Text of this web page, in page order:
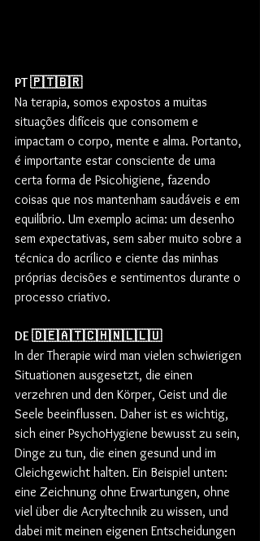
PT 🇵🇹🇧🇷
Na terapia, somos expostos a muitas
situações difíceis que consomem e
impactam o corpo, mente e alma. Portanto,
é importante estar consciente de uma
certa forma de Psicohigiene, fazendo
coisas que nos mantenham saudáveis e em
equilíbrio. Um exemplo acima: um desenho
sem expectativas, sem saber muito sobre a
técnica do acrílico e ciente das minhas
próprias decisões e sentimentos durante o
processo criativo.
DE 🇩🇪🇦🇹🇨🇭🇳🇱🇱🇺
In der Therapie wird man vielen schwierigen
Situationen ausgesetzt, die einen
verzehren und den Körper, Geist und die
Seele beeinflussen. Daher ist es wichtig,
sich einer PsychoHygiene bewusst zu sein,
Dinge zu tun, die einen gesund und im
Gleichgewicht halten. Ein Beispiel unten:
eine Zeichnung ohne Erwartungen, ohne
viel über die Acryltechnik zu wissen, und
dabei mit meinen eigenen Entscheidungen